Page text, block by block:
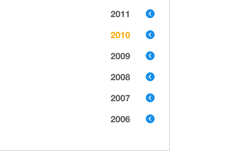
2011
2010
2009
2008
2007
2006